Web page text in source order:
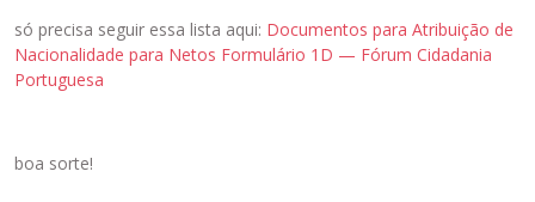
só precisa seguir essa lista aqui: Documentos para Atribuição de
Nacionalidade para Netos Formulário 1D — Fórum Cidadania
Portuguesa
boa sorte!